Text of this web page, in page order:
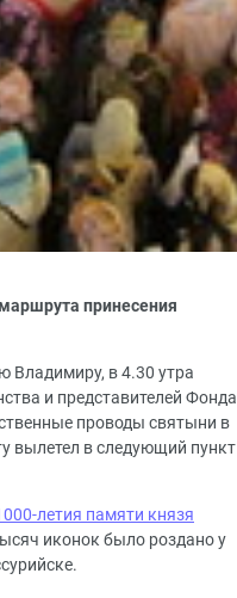
принесения
Владимиру, в 4.30 утра
и представителей Фонда
проводы святыни в
вылетел в следующий пункт
летия памяти князя
иконок было роздано у